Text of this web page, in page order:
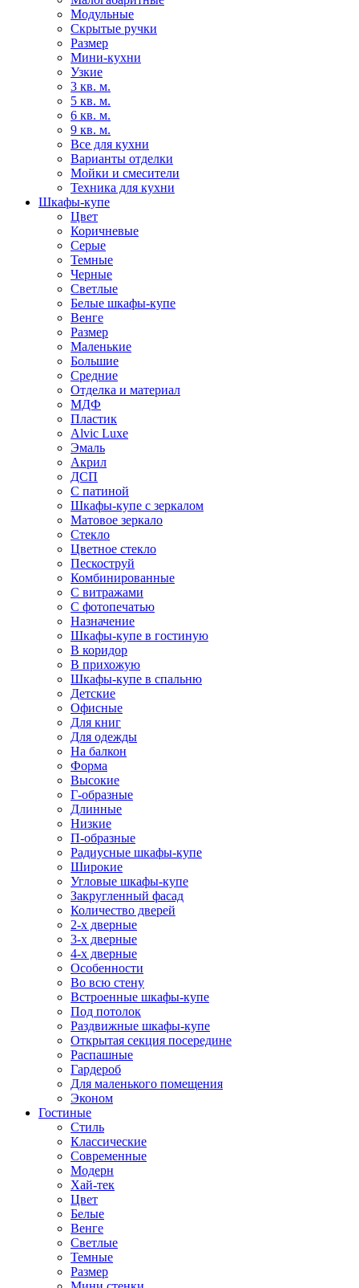
Модульные
Скрытые ручки
Размер
Мини-кухни
Узкие
3 кв. м.
5 кв. м.
6 кв. м.
9 кв. м.
Все для кухни
Варианты отделки
Мойки и смесители
Техника для кухни
Шкафы-купе
Цвет
Коричневые
Серые
Темные
Черные
Светлые
Белые шкафы-купе
Венге
Размер
Маленькие
Большие
Средние
Отделка и материал
МДФ
Пластик
Alvic Luxe
Эмаль
Акрил
ДСП
С патиной
Шкафы-купе с зеркалом
Матовое зеркало
Стекло
Цветное стекло
Пескоструй
Комбинированные
С витражами
С фотопечатью
Назначение
Шкафы-купе в гостиную
В коридор
В прихожую
Шкафы-купе в спальню
Детские
Офисные
Для книг
Для одежды
На балкон
Форма
Высокие
Г-образные
Длинные
Низкие
П-образные
Радиусные шкафы-купе
Широкие
Угловые шкафы-купе
Закругленный фасад
Количество дверей
2-х дверные
3-х дверные
4-х дверные
Особенности
Во всю стену
Встроенные шкафы-купе
Под потолок
Раздвижные шкафы-купе
Открытая секция посередине
Распашные
Гардероб
Для маленького помещения
Эконом
Гостиные
Стиль
Классические
Современные
Модерн
Хай-тек
Цвет
Белые
Венге
Светлые
Темные
Размер